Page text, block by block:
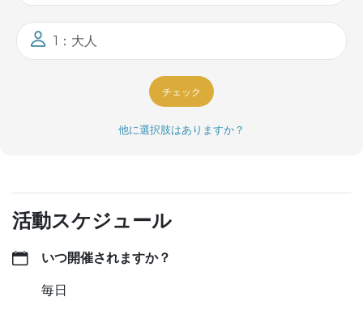
1：大人
チェック
他に選択肢はありますか？
活動スケジュール
いつ開催されますか？
毎日